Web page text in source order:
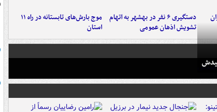
دستگیری ۶ نفر در بهشهر به اتهام
تشویش اذهان عمومی
موج بارش‌های تابستانه در راه ۱۱
استان